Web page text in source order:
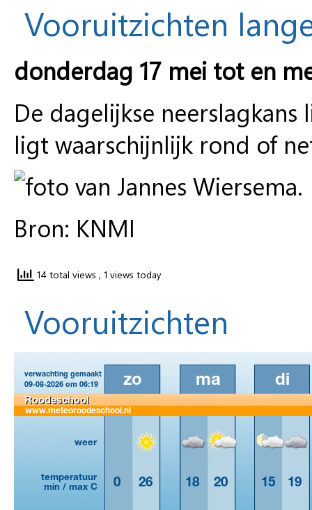
Vooruitzichten
donderdag 17 mei tot en
De dagelijkse
ligt waarschijnlijk rond of
Bron: KNMI
14 total views , 1 views today
Vooruitzichten